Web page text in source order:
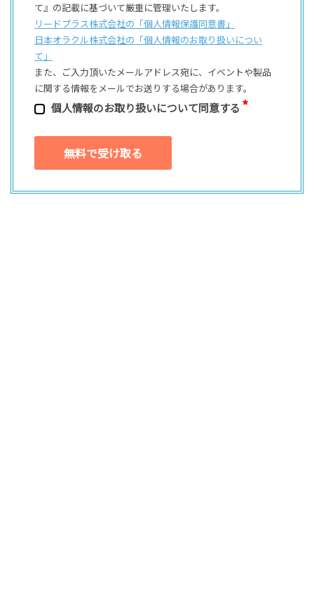
て』の記載に基づいて厳重に管理いたします。
リードプラス株式会社の「個⼈情報保護同意書」
日本オラクル株式会社の「個⼈情報のお取り扱いについ
て」
また、ご⼊⼒頂いたメールアドレス宛に、イベントや製品
に関する情報をメールでお送りする場合があります。
個⼈情報のお取り扱いについて同意する